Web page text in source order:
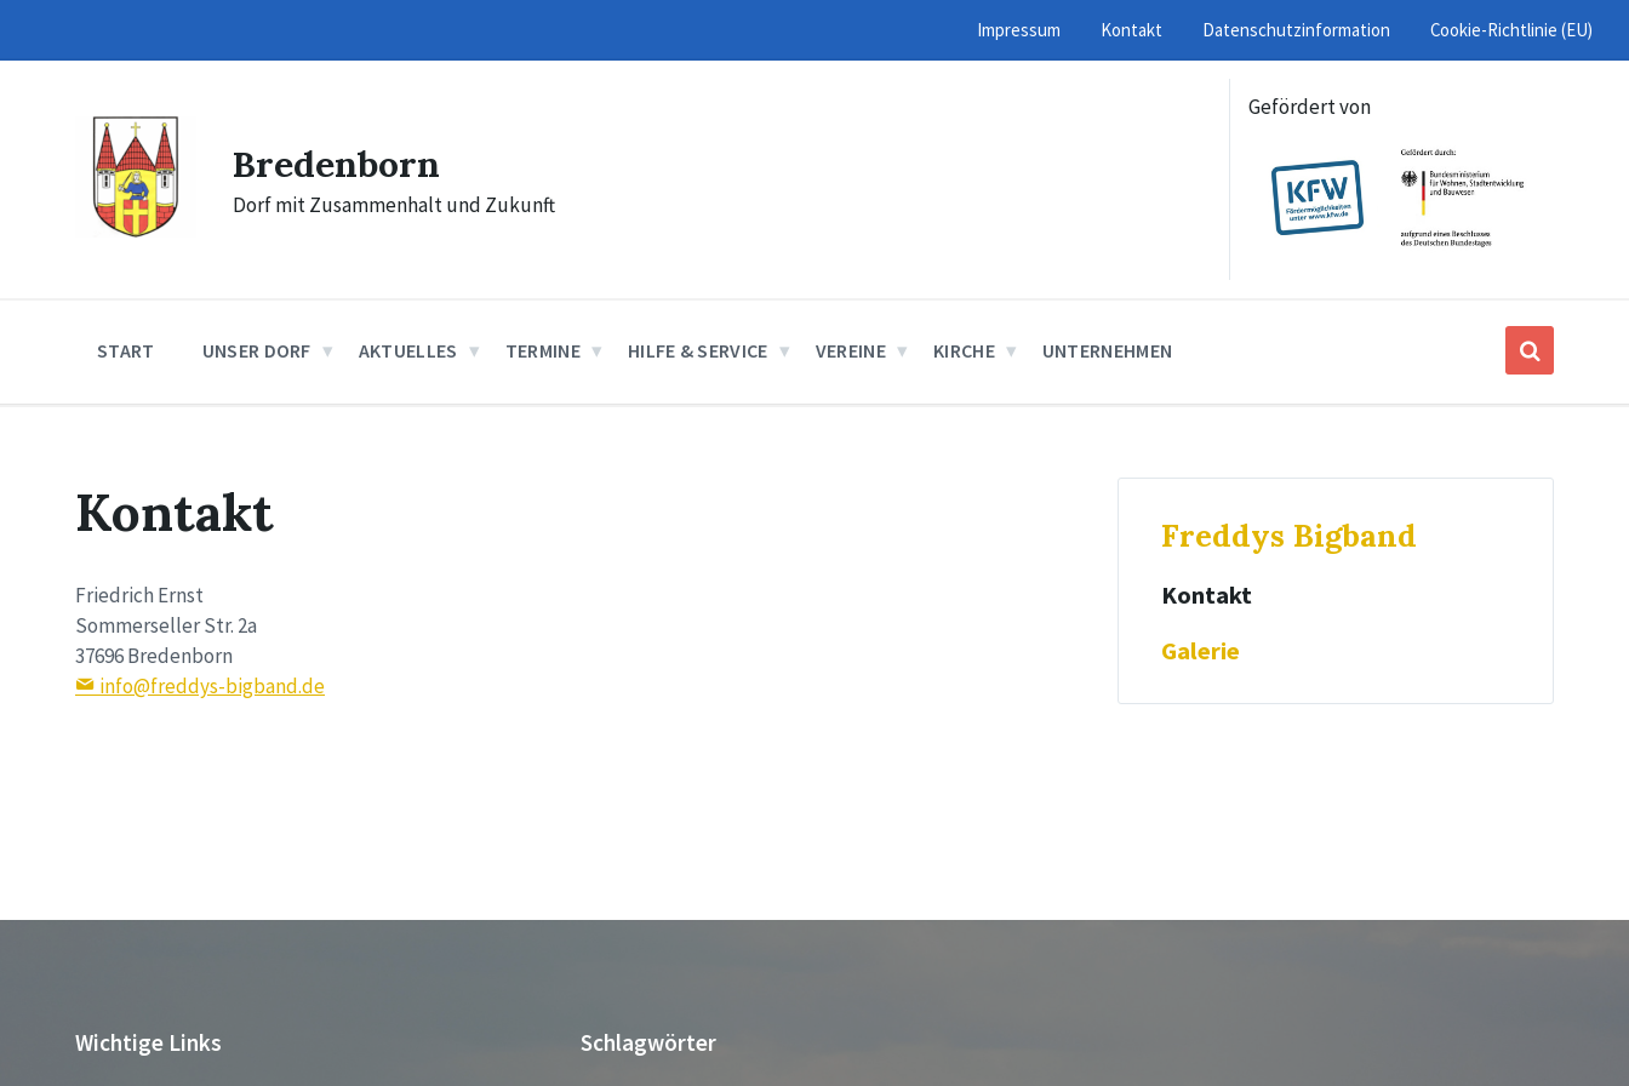
content
main
footer
Impressum Kontakt Datenschutzinformation Cookie-Richtlinie (EU)
Bredenborn
Dorf mit Zusammenhalt und Zukunft
Gefördert von
START UNSER DORF AKTUELLES TERMINE HILFE & SERVICE VEREINE KIRCHE UNTERNEHMEN
Kontakt
Friedrich Ernst
Sommerseller Str. 2a
37696 Bredenborn
info@freddys-bigband.de
Freddys Bigband
Kontakt
Galerie
Wichtige Links Schlagwörter